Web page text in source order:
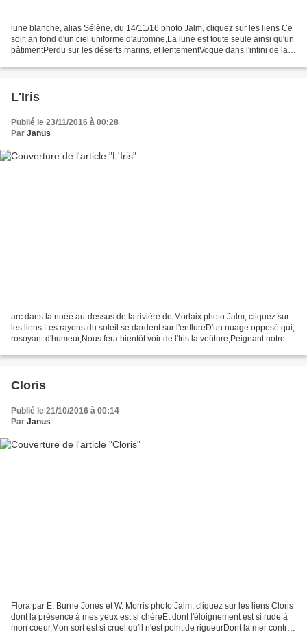
lune blanche, alias Sélène, du 14/11/16 photo Jalm, cliquez sur les liens Ce
soir, an fond d'un ciel uniforme d'automne,La lune est toute seule ainsi qu'un
bâtimentPerdu sur les déserts marins, et lentementVogue dans l'infini de la
L'Iris
Publié le 23/11/2016 à 00:28
Par Janus
arc dans la nuée au-dessus de la rivière de Morlaix photo Jalm, cliquez sur
les liens Les rayons du soleil se dardent sur l'enflureD'un nuage opposé qui,
rosoyant d'humeur,Nous fera bientôt voir de l'Iris la voûture,Peignant notre
Cloris
Publié le 21/10/2016 à 00:14
Par Janus
Flora par E. Burne Jones et W. Morris photo Jalm, cliquez sur les liens Cloris
dont la présence à mes yeux est si chèreEt dont l'éloignement est si rude à
mon coeur,Mon sort est si cruel qu'il n'est point de rigueurDont la mer contre